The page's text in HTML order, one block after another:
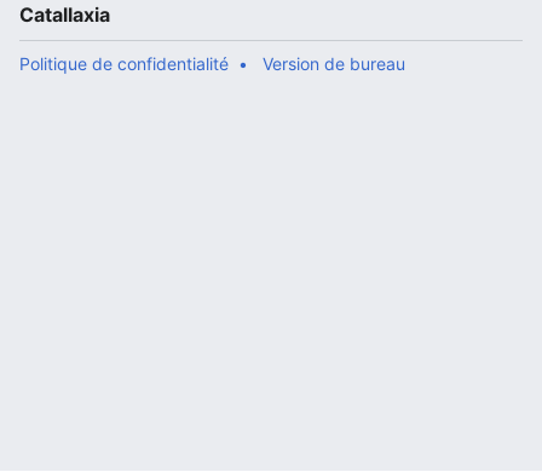
Catallaxia
Politique de confidentialité Version de bureau